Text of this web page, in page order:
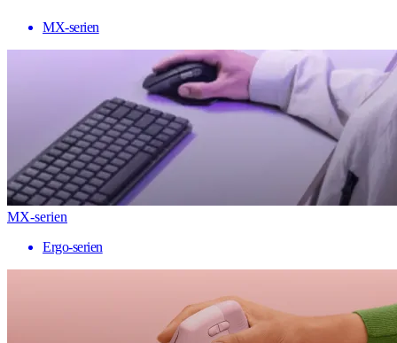
MX-serien
MX-serien
Ergo-serien